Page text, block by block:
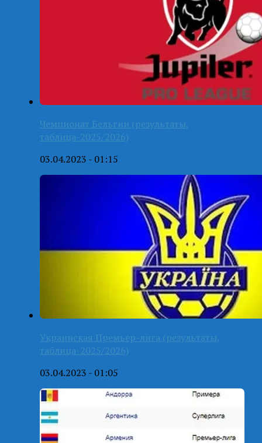
Чемпионат Бельгии (результаты,
таблица-2025/2026)
03.04.2023 - 01:15
Украинская Премьер-лига (результаты,
таблица-2025/2026)
03.04.2023 - 01:05